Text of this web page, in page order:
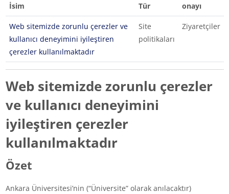
İsim Tür
onayı
Web sitemizde zorunlu çerezler ve
kullanıcı deneyimini iyileştiren
çerezler kullanılmaktadır
Site
politikaları
Ziyaretçiler
Web sitemizde zorunlu çerezler
ve kullanıcı deneyimini
iyileştiren çerezler
kullanılmaktadır
Özet
Ankara Üniversitesi’nin (“Üniversite” olarak anılacaktır)